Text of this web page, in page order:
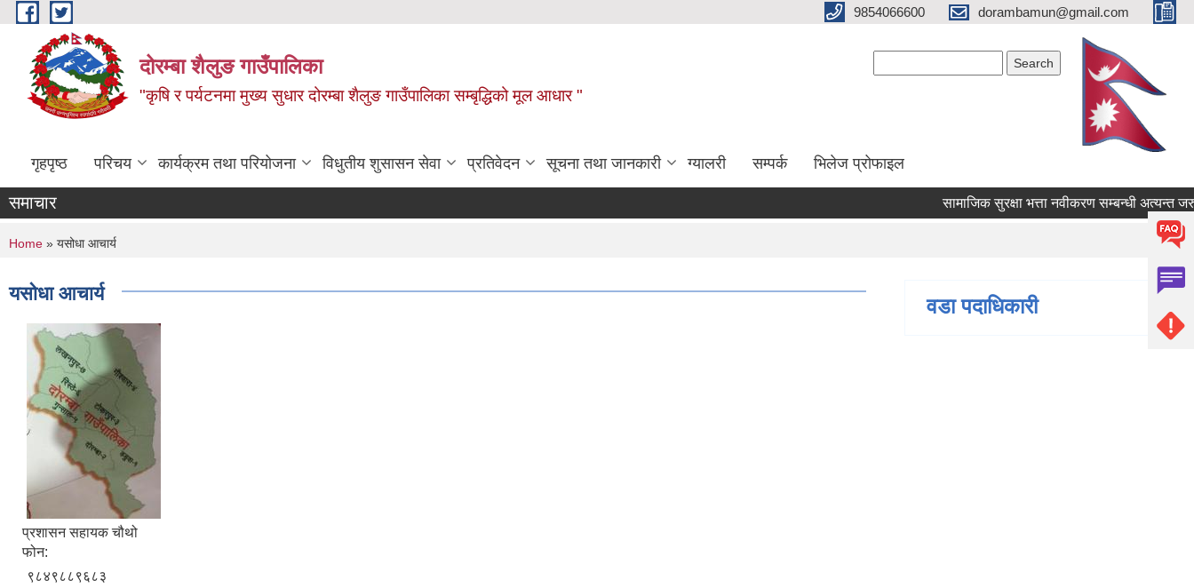
Skip to main content 9854066600 dorambamun@gmail.com
दोरम्बा शैलुङ गाउँपालिका
"कृषि र पर्यटनमा मुख्य सुधार दोरम्बा शैलुङ गाउँपालिका सम्बृद्धिको मूल आधार "
गृहपृष्ठ परिचय कार्यक्रम तथा परियोजना विधुतीय शुसासन सेवा प्रतिवेदन सूचना तथा जानकारी ग्यालरी सम्पर्क भिलेज प्रोफाइल
समाचार सामाजिक सुरक्षा भत्ता नवीकरण सम्बन्धी अत्यन्त
You are here
Home » यसोधा आचार्य
यसोधा आचार्य
प्रशासन सहायक चौथो
फोन:
९८४९८८९६८३
वडा पदाधिकारी